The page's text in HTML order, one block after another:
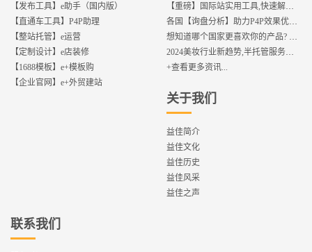
【发布工具】e助手（国内版）
【直通车工具】P4P助理
【整站托管】e运营
【定制设计】e店装修
【1688模板】e+模板购
【企业官网】e+外贸建站
+查看更多资讯...
关于我们
益佳简介
益佳文化
益佳历史
益佳风采
益佳之声
联系我们